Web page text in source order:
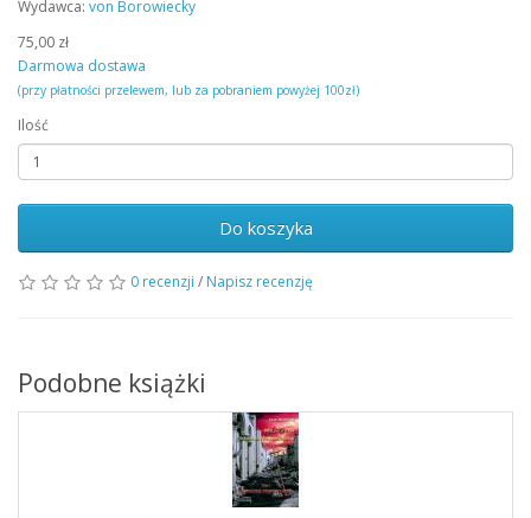
Wydawca: von Borowiecky
75,00 zł
Darmowa dostawa
(przy płatności przelewem, lub za pobraniem powyżej 100zł)
Ilość
Do koszyka
0 recenzji / Napisz recenzję
Podobne książki